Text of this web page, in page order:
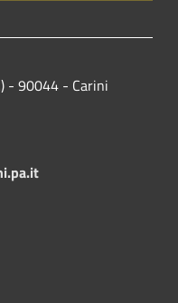
- 90044 - Carini